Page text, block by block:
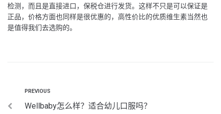
检测，而且是直接进口，保税仓进行发货。这样不只是可以保证是
正品，价格方面也同样是很优惠的，高性价比的优质维生素当然也
是值得我们去选购的。
PREVIOUS
Wellbaby怎么样？适合幼儿口服吗？